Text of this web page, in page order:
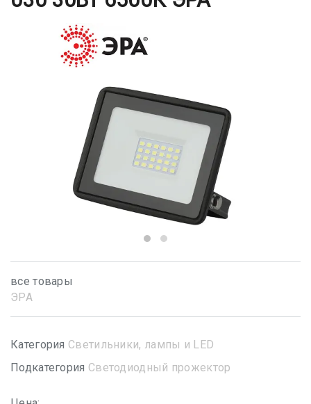
все товары
ЭРА
Категория Светильники, лампы и LED
Подкатегория Светодиодный прожектор